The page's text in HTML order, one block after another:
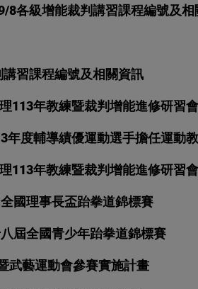
各級增能裁判講習課程編號及相
習課程編號及相關資訊
113年教練暨裁判增能進修研習
年度輔導績優運動選手擔任運動
113年教練暨裁判增能進修研習
國理事長盃跆拳道錦標賽
屆全國青少年跆拳道錦標賽
武藝運動會參賽實施計畫